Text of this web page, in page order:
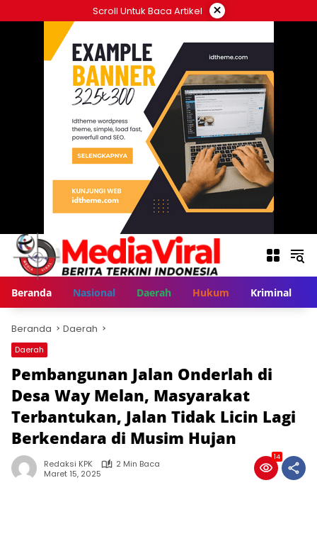
ke
Scroll Untuk Baca Artikel ×
Beranda Nasional Daerah Hukum Kriminal
Beranda Daerah
Daerah
Pembangunan Jalan Onderlah di
Desa Way Melan, Masyarakat
Terbantukan, Jalan Tidak Licin Lagi
Berkendara di Musim Hujan
Redaksi KPK
2 Min Baca
Maret 15, 2025
14